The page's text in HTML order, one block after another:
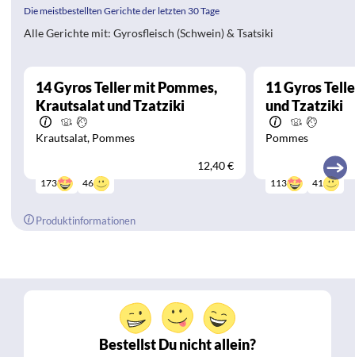
Die meistbestellten Gerichte der letzten 30 Tage
Alle Gerichte mit: Gyrosfleisch (Schwein) & Tsatsiki
14Gyros Teller mit Pommes,
Krautsalat und Tzatziki
Krautsalat Pommes
12,40 €
173 46
11Gyros
und Tzatziki
Pommes
113 41
Produktinformationen
Bestellst Du nicht allein?